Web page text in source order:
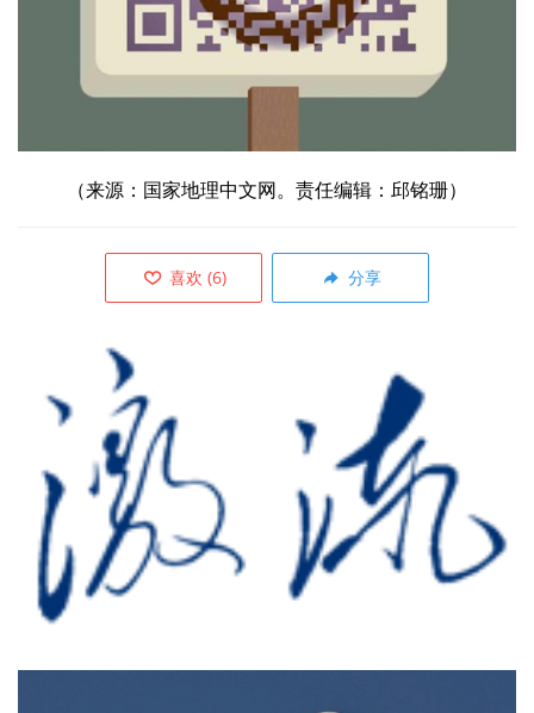
（来源： 国家地理中文网。责任编辑：邱铭珊）
喜欢 (6) 分享